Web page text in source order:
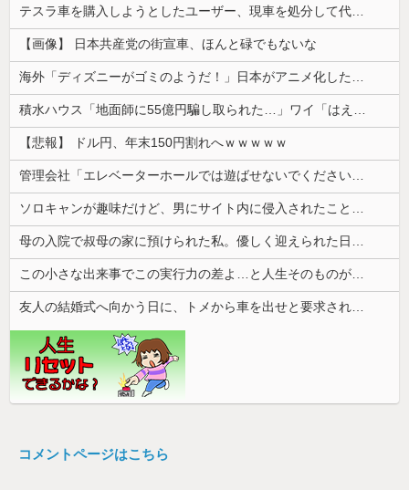
【画像】 日本共産党の街宣車、ほんと碌でもないな
【悲報】 ドル円、年末150円割れへｗｗｗｗｗ
コメントページはこちら